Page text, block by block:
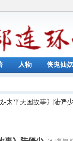
人物 侠鬼仙
-太平天国故事》陆俨少